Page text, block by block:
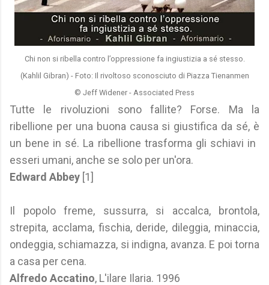
Chi non si ribella contro l’oppressione fa ingiustizia a sé stesso.
(Kahlil Gibran) - Foto: Il rivoltoso sconosciuto di Piazza Tienanmen
© Jeff Widener - Associated Press
Tutte le rivoluzioni sono fallite? Forse. Ma la
ribellione per una buona causa si giustifica da sé, è
un bene in sé. La ribellione trasforma gli schiavi in ​​
esseri umani, anche se solo per un'ora.
Edward Abbey [1]
Il popolo freme, sussurra, si accalca, brontola,
strepita, acclama, fischia, deride, dileggia, minaccia,
ondeggia, schiamazza, si indigna, avanza. E poi torna
a casa per cena.
Alfredo Accatino, L'ilare Ilaria. 1996